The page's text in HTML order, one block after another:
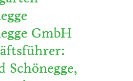
GmbH
Schönegge,